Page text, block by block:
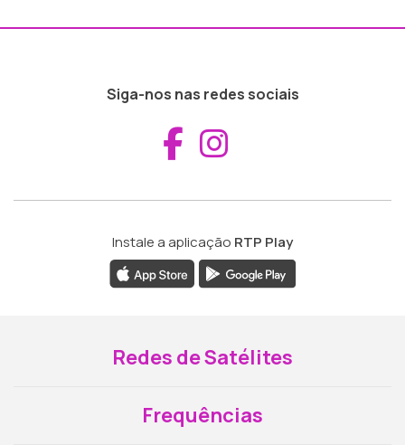
Siga-nos nas redes sociais
Aceder ao
Instale a aplicação RTP Play
Redes de Satélites
Frequências